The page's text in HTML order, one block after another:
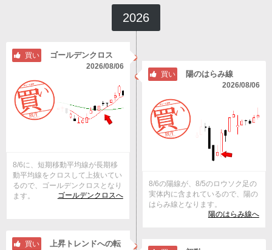
2026
買い ゴールデンクロス
2026/08/06
8/6に、短期移動平均線が長期移
動平均線をクロスして上抜いてい
るので、ゴールデンクロスとなり
ます。
ゴールデンクロスへ
買い 陽のはらみ線
2026/08/06
8/6の陽線が、8/5のロウソク足の
実体内に含まれているので、陽の
はらみ線となります。
陽のはらみ線へ
買い
上昇トレンドへの転